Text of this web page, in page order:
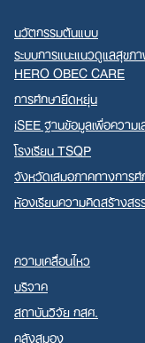
นวัตกรรมต้นแบบ
ระบบการแนะแนวดูแลสุขภ
HERO OBEC CARE
การศึกษายืดหยุ่น
iSEE ฐานข้อมูลเพื่อความ
โรงเรียน TSQP
จังหวัดเสมอภาคทางการ
ห้องเรียนความคิดสร้างสร
ความเคลื่อนไหว
บริจาค
สถาบันวิจัย กสศ.
คลังสมอง